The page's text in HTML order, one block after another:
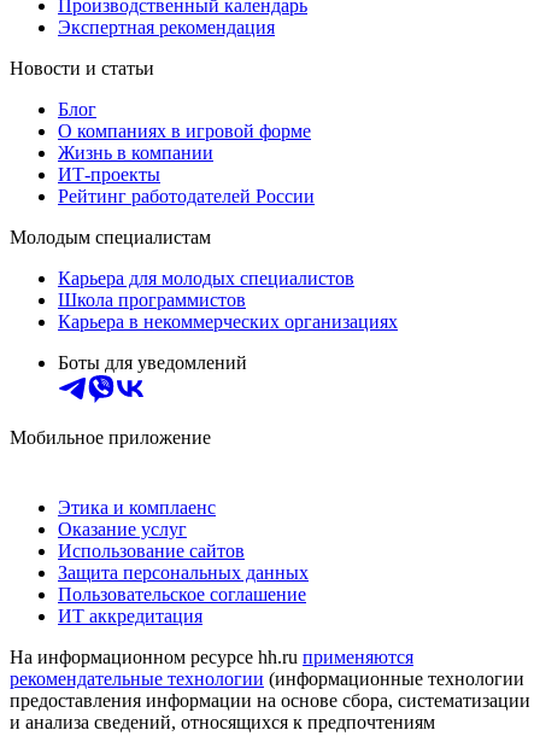
Производственный календарь
Экспертная рекомендация
Новости и статьи
Блог
О компаниях в игровой форме
Жизнь в компании
ИТ-проекты
Рейтинг работодателей России
Молодым специалистам
Карьера для молодых специалистов
Школа программистов
Карьера в некоммерческих организациях
Боты для уведомлений
Мобильное приложение
Этика и комплаенс
Оказание услуг
Использование сайтов
Защита персональных данных
Пользовательское соглашение
ИТ аккредитация
На информационном ресурсе hh.ru применяются
рекомендательные технологии (информационные технологии
предоставления информации на основе сбора, систематизации
и анализа сведений, относящихся к предпочтениям